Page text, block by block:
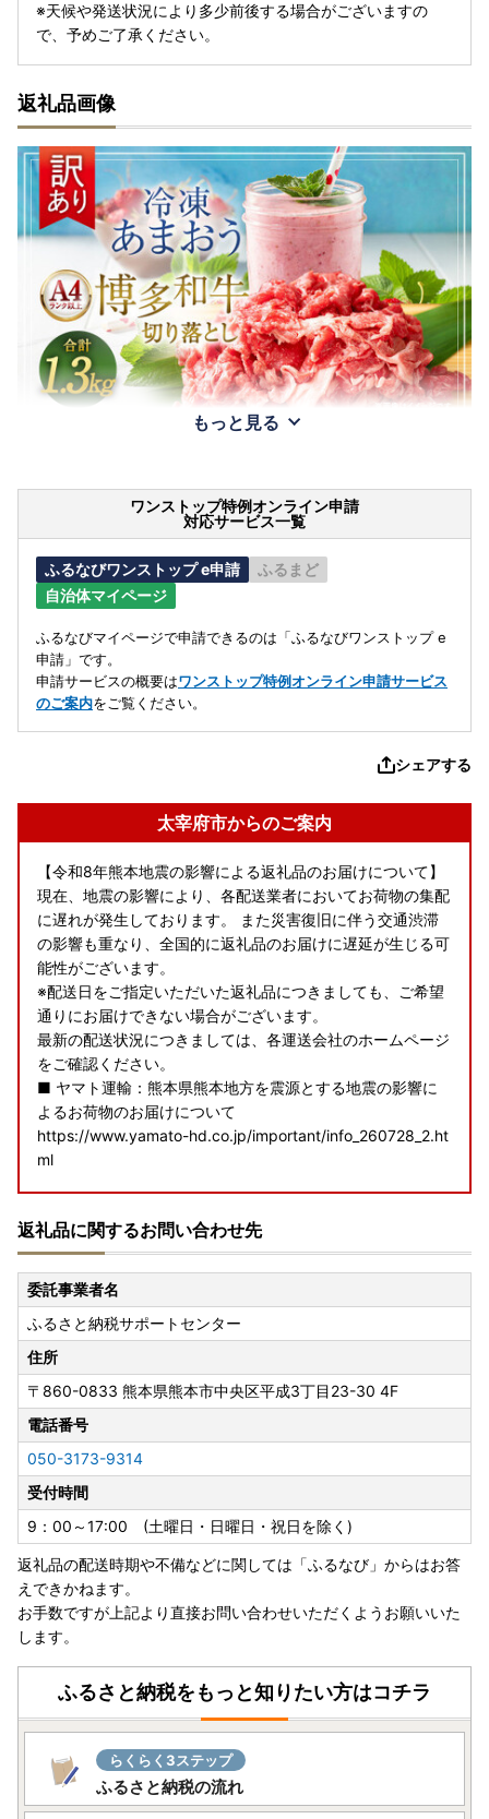
※天候や発送状況により多少前後する場合がございますの
で、予めご了承ください。
返礼品画像
もっと見る
ワンストップ特例オンライン申請
対応サービス一覧
ふるなびワンストップ e申請
ふるまど
自治体マイページ
ふるなびマイページで申請できるのは「ふるなびワンストップ e
申請」です。
申請サービスの概要はワンストップ特例オンライン申請サービス
のご案内をご覧ください。
シェアする
太宰府市からのご案内
【令和8年熊本地震の影響による返礼品のお届けについて】
現在、地震の影響により、各配送業者においてお荷物の集配
に遅れが発生しております。 また災害復旧に伴う交通渋滞
の影響も重なり、全国的に返礼品のお届けに遅延が生じる可
能性がございます。
※配送日をご指定いただいた返礼品につきましても、ご希望
通りにお届けできない場合がございます。
最新の配送状況につきましては、各運送会社のホームページ
をご確認ください。
■ ヤマト運輸：熊本県熊本地方を震源とする地震の影響に
よるお荷物のお届けについて
https://www.yamato-hd.co.jp/important/info_260728_2.ht
ml
https://www2.sagawa-exp.co.jp/information/detail/406/
■ 日本郵便（ゆうパック）：熊本県熊本地方を震源とする
地震の影響について
https://www.post.japanpost.jp/newsrelease/pressrelease/
9879629480.html
寄附者の皆様にはご不便、ご迷惑をおかけし誠に申し訳ござ
いませんが、何卒ご理解賜りますようお願い申し上げます。
【返礼品について】
・返礼品の送付は、太宰府市外在住の方に限らせていただき
ます。
・事業者から直接配送します。
・発送日につきましては、返礼品により異なりますので、商
品ページをご確認ください。
・日時指定はできません。
【寄附金受領証明書及びワンストップ特例申請書について】
・ワンストップ特例申請書については、必要情報を記載の
上、返送してください。
・「自治体マイページ」のオンラインワンストップ申請に対
応しています。寄附完了後に送付する「自治体マイページの
返礼品に関するお問い合わせ先
委託事業者名
ふるさと納税サポートセンター
住所
〒860-0833 熊本県熊本市中央区平成3丁目23-30 4F
電話番号
050-3173-9314
受付時間
9：00～17:00 (土曜日・日曜日・祝日を除く)
返礼品の配送時期や不備などに関しては「ふるなび」からはお答
えできかねます。
お手数ですが上記より直接お問い合わせいただくようお願いいた
します。
ふるさと納税をもっと知りたい方はコチラ
らくらく3ステップ
ふるさと納税の流れ